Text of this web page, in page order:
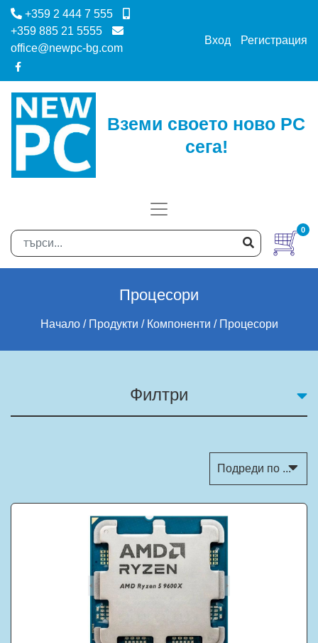
+359 2 444 7 555
+359 885 21 5555
office@newpc-bg.com
Вход Регистрация
Вземи своето ново PC
сега!
0
Процесори
Начало Продукти Компоненти Процесори
Филтри